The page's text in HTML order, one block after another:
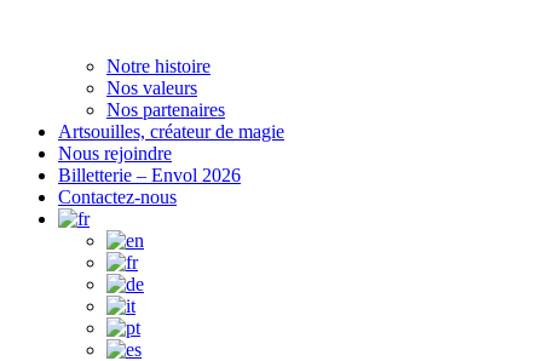
Notre histoire
Nos valeurs
Nos partenaires
Artsouilles, créateur de magie
Nous rejoindre
Billetterie – Envol 2026
Contactez-nous